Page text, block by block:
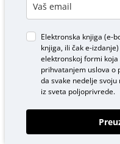
Elektronska knjiga (e-
knjiga, ili čak e-
elektronskoj formi koja
prihvatanjem uslova o
da svake nedelje
iz sveta poljoprivrede.